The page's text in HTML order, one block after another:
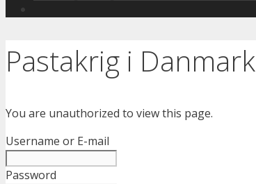
Pastakrig i Danmark
You are unauthorized to view this page.
Username or E-mail
Password